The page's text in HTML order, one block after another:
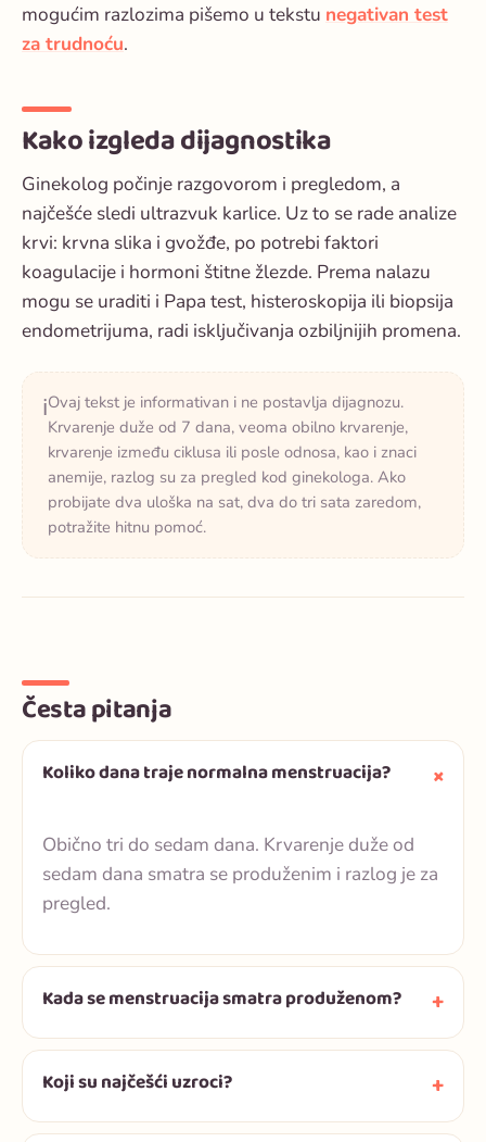
mogućim razlozima pišemo u tekstu negativan test
za trudnoću.
Kako izgleda dijagnostika
Ginekolog počinje razgovorom i pregledom, a
najčešće sledi ultrazvuk karlice. Uz to se rade analize
krvi: krvna slika i gvožđe, po potrebi faktori
koagulacije i hormoni štitne žlezde. Prema nalazu
mogu se uraditi i Papa test, histeroskopija ili biopsija
endometrijuma, radi isključivanja ozbiljnijih promena.
ℹ️Ovaj tekst je informativan i ne postavlja dijagnozu.
Krvarenje duže od 7 dana, veoma obilno krvarenje,
krvarenje između ciklusa ili posle odnosa, kao i znaci
anemije, razlog su za pregled kod ginekologa. Ako
probijate dva uloška na sat, dva do tri sata zaredom,
potražite hitnu pomoć.
Česta pitanja
Koliko dana traje normalna menstruacija?
Obično tri do sedam dana. Krvarenje duže od
sedam dana smatra se produženim i razlog je za
pregled.
Kada se menstruacija smatra produženom?
Koji su najčešći uzroci?